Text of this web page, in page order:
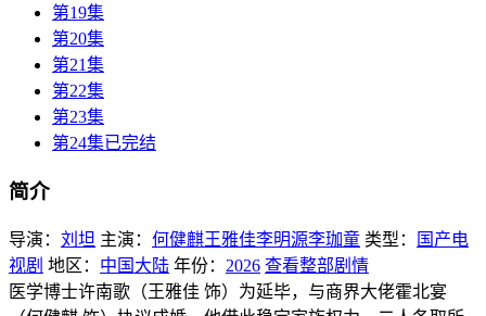
第19集
第20集
第21集
第22集
第23集
第24集已完结
简介
导演： 刘坦 主演： 何健麒王雅佳李明源李珈童 类型：
国产电
视剧 地区： 中国大陆 年份： 2026 查看整部剧情
医学博士许南歌（王雅佳 饰）为延毕，与商界大佬霍北宴